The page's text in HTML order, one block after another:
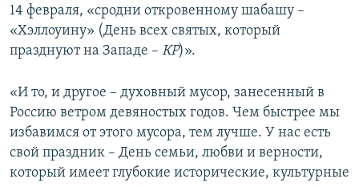
14 февраля, «сродни откровенному шабашу –
«Хэллоуину» (День всех святых, который
празднуют на Западе – КР)».
«И то, и другое – духовный мусор, занесенный в
Россию ветром девяностых годов. Чем быстрее мы
избавимся от этого мусора, тем лучше. У нас есть
свой праздник – День семьи, любви и верности,
который имеет глубокие исторические, культурные